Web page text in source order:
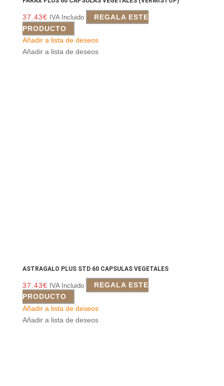
37.43€ IVA Incluido
REGALA ESTE
PRODUCTO
Añadir a lista de deseos
Añadir a lista de deseos
ASTRAGALO PLUS STD 60 CAPSULAS VEGETALES
37.43€ IVA Incluido
REGALA ESTE
PRODUCTO
Añadir a lista de deseos
Añadir a lista de deseos